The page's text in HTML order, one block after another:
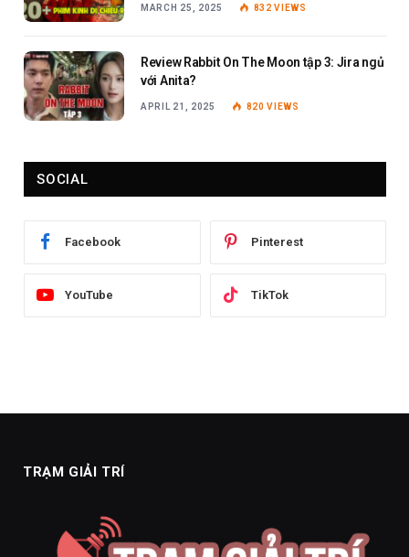
MARCH 25, 2025 832VIEWS
Review Rabbit On The Moon tập 3: Jira ngủ
với Anita?
APRIL 21, 2025 820VIEWS
SOCIAL
Facebook Pinterest
YouTube TikTok
TRẠM GIẢI TRÍ